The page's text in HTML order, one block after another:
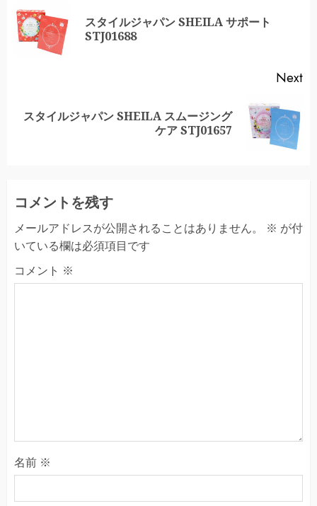
Readingスタイルジャパン SHEILA サポート
STJ01688
Next
Next
スタイルジャパン SHEILA スムージング
ケア STJ01657
コメントを残す
メールアドレスが公開されることはありません。 ※ が付
いている欄は必須項目です
コメント ※
名前 ※